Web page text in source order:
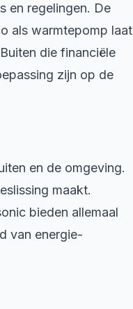
en regelingen. De
als warmtepomp laat
die financiële
zijn op de
en de omgeving.
maakt.
bieden allemaal
van energie-